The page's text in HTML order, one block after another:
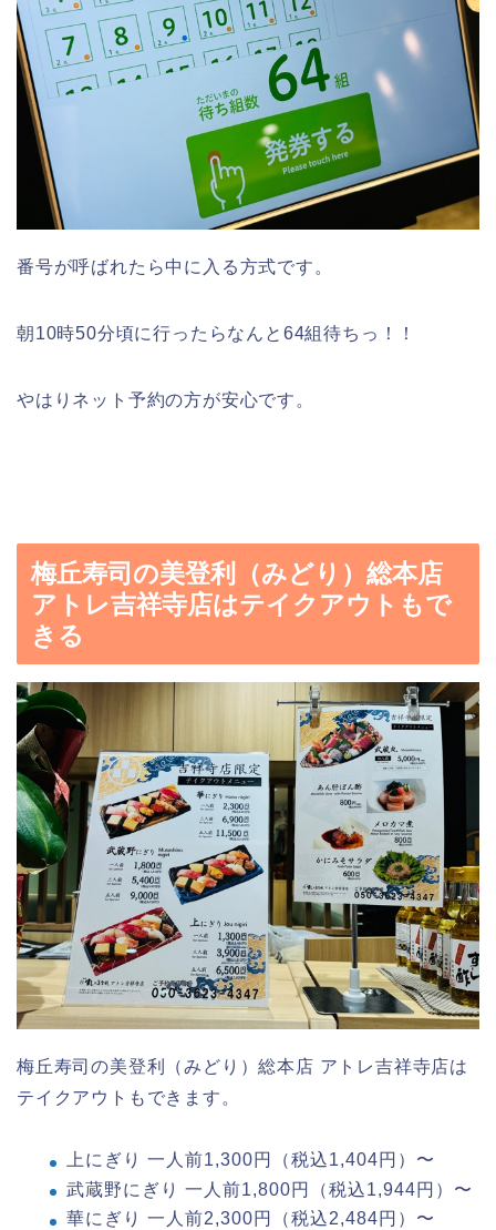
番号が呼ばれたら中に入る方式です。
朝10時50分頃に行ったらなんと64組待ちっ！！
やはりネット予約の方が安心です。
梅丘寿司の美登利（みどり）総本店
アトレ吉祥寺店はテイクアウトもで
きる
梅丘寿司の美登利（みどり）総本店 アトレ吉祥寺店は
テイクアウトもできます。
上にぎり 一人前1,300円（税込1,404円）〜
武蔵野にぎり 一人前1,800円（税込1,944円）〜
華にぎり 一人前2,300円（税込2,484円）〜